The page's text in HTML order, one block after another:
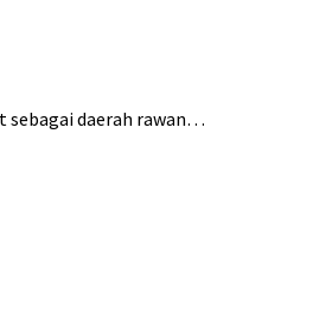
sebagai daerah rawan…